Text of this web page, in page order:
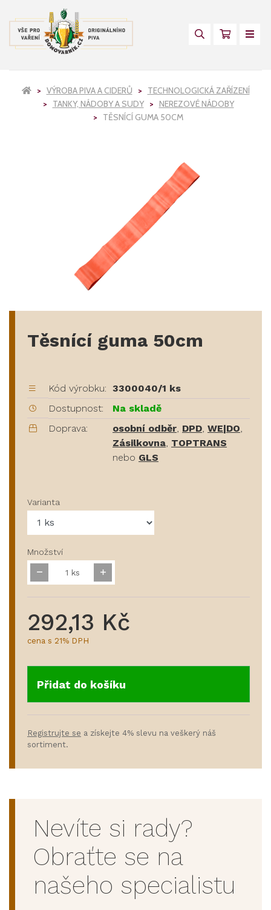
VÝROBA PIVA A CIDERŮ
TECHNOLOGICKÁ ZAŘÍZENÍ
TANKY, NÁDOBY A SUDY
NEREZOVÉ NÁDOBY
TĚSNÍCÍ GUMA 50CM
Těsnící guma 50cm
Kód výrobku: 3300040/1 ks
Dostupnost:
Na skladě
Doprava:
osobní odběr DPD WE|DO
Zásilkovna TOPTRANS
nebo GLS
Varianta
Množství
ks
292,13 Kč
cena s 21% DPH
Přidat do košíku
Registrujte se a získejte 4% slevu na veškerý náš
sortiment.
Nevíte si rady?
Obraťte se na
našeho specialistu